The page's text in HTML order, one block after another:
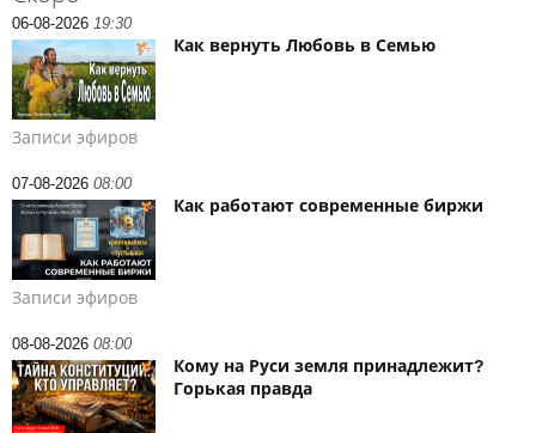
06-08-2026 19:30
Как вернуть Любовь в Семью
Записи эфиров
07-08-2026 08:00
Как работают современные биржи
Записи эфиров
08-08-2026 08:00
Кому на Руси земля принадлежит?
Горькая правда